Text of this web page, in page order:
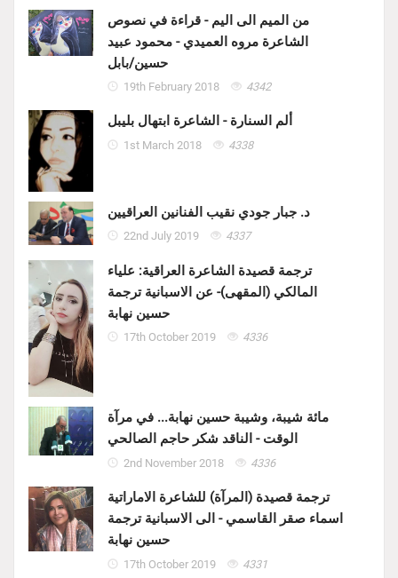
من الميم الى اليم - قراءة في نصوص
الشاعرة مروه العميدي - محمود عبيد
حسين/بابل
19th February 2018 4342
ألم السنارة - الشاعرة ابتهال بليبل
1st March 2018 4338
د. جبار جودي نقيب الفنانين العراقيين
22nd July 2019 4337
ترجمة قصيدة الشاعرة العراقية: علياء
المالكي (المقهى)- عن الاسبانية ترجمة
حسين نهابة
17th October 2019 4336
مائة شيبة، وشيبة حسين نهابة... في مرآة
الوقت - الناقد شكر حاجم الصالحي
2nd November 2018 4336
ترجمة قصيدة (المرآة) للشاعرة الاماراتية
اسماء صقر القاسمي - الى الاسبانية ترجمة
حسين نهابة
17th October 2019 4331